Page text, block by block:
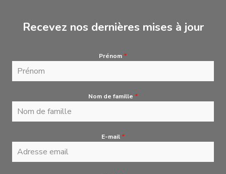
Recevez nos dernières mises à jour
Prénom *
Nom de famille *
E-mail *